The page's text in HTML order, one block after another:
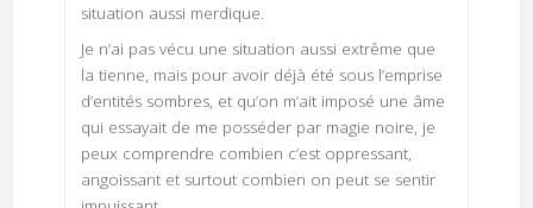
situation aussi merdique.
Je n’ai pas vécu une situation aussi extrême que
la tienne, mais pour avoir déjà été sous l’emprise
d’entités sombres, et qu’on m’ait imposé une âme
qui essayait de me posséder par magie noire, je
peux comprendre combien c’est oppressant,
angoissant et surtout combien on peut se sentir